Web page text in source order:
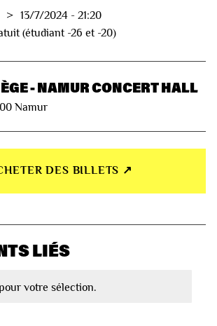
> 13/7/2024 - 21:20
(étudiant -26 et -20)
- NAMUR CONCERT HALL
Namur
DES BILLETS ↗︎
LIÉS
votre sélection.